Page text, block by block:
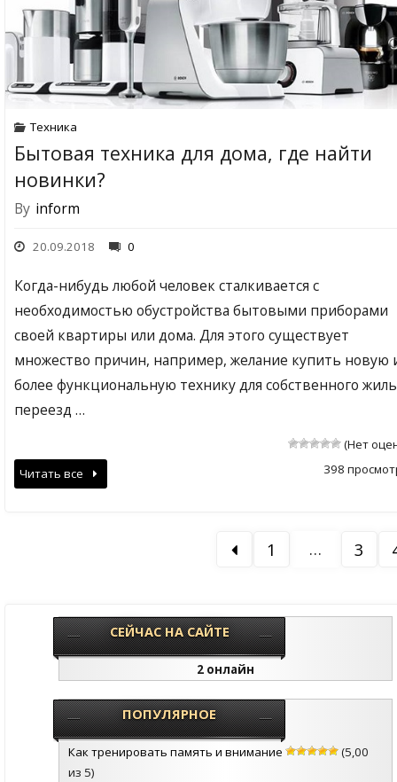
Техника
Бытовая техника для дома, где найти
новинки?
By inform
20.09.2018 0
Когда-нибудь любой человек сталкивается с
необходимостью обустройства бытовыми приборами
своей квартиры или дома. Для этого существует
множество причин, например, желание купить новую
более функциональную технику для собственного
переезд …
(Нет
398
Читать все
1 … 3
СЕЙЧАС НА САЙТЕ
2 онлайн
ПОПУЛЯРНОЕ
Как тренировать память и внимание
(5,00
из 5)